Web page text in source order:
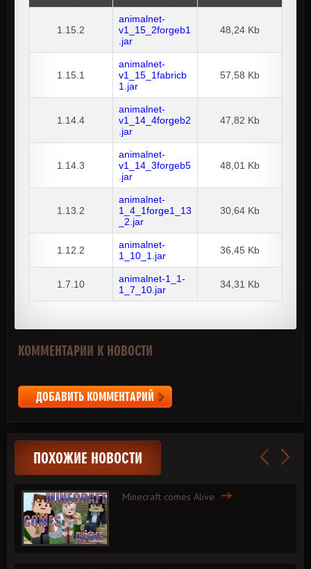
1.15.2
animalnet-
v1_15_2forgeb1
.jar
48,24 Kb
1.15.1
animalnet-
v1_15_1fabricb
1.jar
57,58 Kb
1.14.4
animalnet-
v1_14_4forgeb2
.jar
47,82 Kb
1.14.3
animalnet-
v1_14_3forgeb5
.jar
48,01 Kb
1.13.2
animalnet-
1_4_1forge1_13
_2.jar
30,64 Kb
1.12.2
animalnet-
1_10_1.jar
36,45 Kb
1.7.10
animalnet-1_1-
1_7_10.jar
34,31 Kb
КОММЕНТАРИИ К НОВОСТИ
ДОБАВИТЬ КОММЕНТАРИЙ
ПОХОЖИЕ НОВОСТИ
Minecraft comes Alive